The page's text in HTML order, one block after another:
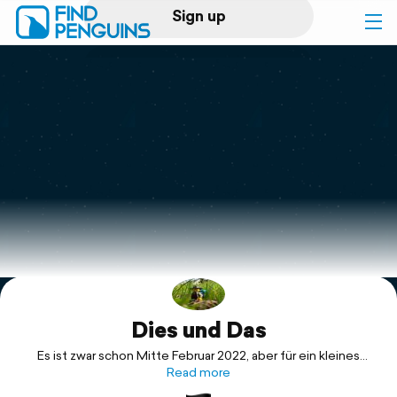
Sign up
Log in
Print a book
Flyover video
Explore
Dies und Das
Es ist zwar schon Mitte Februar 2022, aber für ein kleines
Resümee meines ersten Fernwanderjahres ist es bestimmt
nicht zu spät.
Read more